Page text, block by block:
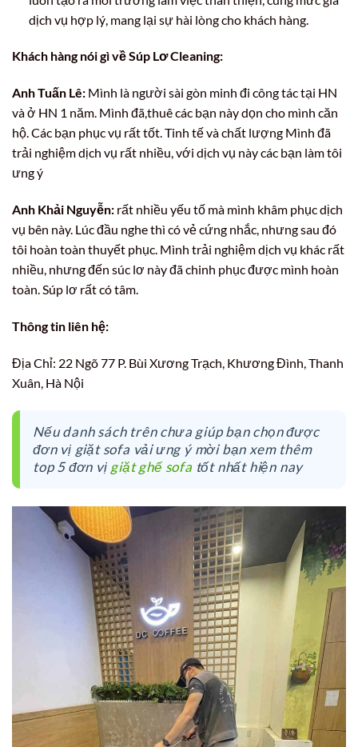
dịch vụ hợp lý, mang lại sự hài lòng cho khách hàng.
Khách hàng nói gì về Súp Lơ Cleaning:
Anh Tuấn Lê: Mình là người sài gòn minh đi công tác tại HN
và ở HN 1 năm. Mình đã,thuê các bạn này dọn cho mình căn
hộ. Các bạn phục vụ rất tốt. Tinh tế và chất lượng Mình đã
trải nghiệm dịch vụ rất nhiều, với dịch vụ này các bạn làm tôi
ưng ý
Anh Khải Nguyễn: rất nhiều yếu tố mà mình khâm phục dịch
vụ bên này. Lúc đầu nghe thì có vẻ cứng nhắc, nhưng sau đó
tôi hoàn toàn thuyết phục. Mình trải nghiệm dịch vụ khác rất
nhiều, nhưng đến súc lơ này đã chinh phục được mình hoàn
toàn. Súp lơ rất có tâm.
Thông tin liên hệ:
Địa Chỉ: 22 Ngõ 77 P. Bùi Xương Trạch, Khương Đình, Thanh
Xuân, Hà Nội
Nếu danh sách trên chưa giúp bạn chọn được
đơn vị giặt sofa vải ưng ý mời bạn xem thêm
top 5 đơn vị giặt ghế sofa tốt nhất hiện nay